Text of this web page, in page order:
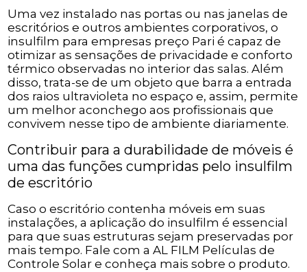
Uma vez instalado nas portas ou nas janelas de
escritórios e outros ambientes corporativos, o
insulfilm para empresas preço Pari é capaz de
otimizar as sensações de privacidade e conforto
térmico observadas no interior das salas. Além
disso, trata-se de um objeto que barra a entrada
dos raios ultravioleta no espaço e, assim, permite
um melhor aconchego aos profissionais que
convivem nesse tipo de ambiente diariamente.
Contribuir para a durabilidade de móveis é
uma das funções cumpridas pelo insulfilm
de escritório
Caso o escritório contenha móveis em suas
instalações, a aplicação do insulfilm é essencial
para que suas estruturas sejam preservadas por
mais tempo. Fale com a AL FILM Películas de
Controle Solar e conheça mais sobre o produto.